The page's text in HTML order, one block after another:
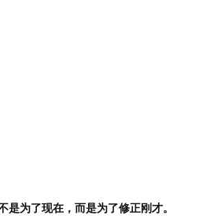
是为了现在，而是为了修正刚才。